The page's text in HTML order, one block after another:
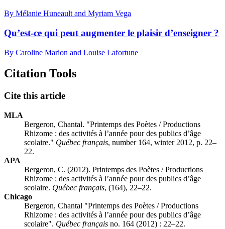
By Mélanie Huneault and Myriam Vega
Qu’est-ce qui peut augmenter le plaisir d’enseigner ?
By Caroline Marion and Louise Lafortune
Citation Tools
Cite this article
MLA
Bergeron, Chantal. "Printemps des Poètes / Productions
Rhizome : des activités à l’année pour des publics d’âge
scolaire." Québec français, number 164, winter 2012, p. 22–
22.
APA
Bergeron, C. (2012). Printemps des Poètes / Productions
Rhizome : des activités à l’année pour des publics d’âge
scolaire. Québec français, (164), 22–22.
Chicago
Bergeron, Chantal "Printemps des Poètes / Productions
Rhizome : des activités à l’année pour des publics d’âge
scolaire". Québec français no. 164 (2012) : 22–22.